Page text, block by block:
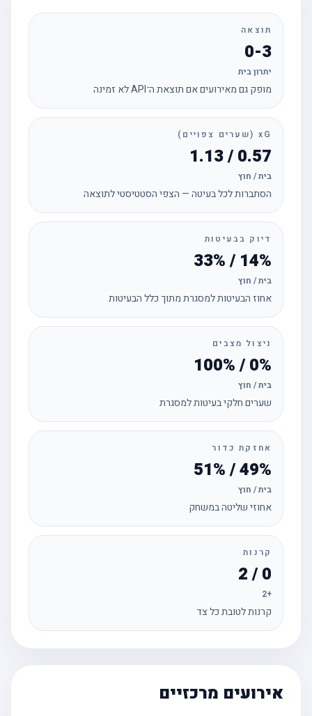
תוצאה
0-3
יתרון בית
מופק גם מאירועים אם תוצאת ה־API לא זמינה
xG (שערים צפויים)
0.57 / 1.13
בית / חוץ
הסתברות לכל בעיטה — הצפי הסטטיסטי לתוצאה
דיוק בבעיטות
14% / 33%
בית / חוץ
אחוז הבעיטות למסגרת מתוך כלל הבעיטות
ניצול מצבים
0% / 100%
בית / חוץ
שערים חלקי בעיטות למסגרת
אחזקת כדור
49% / 51%
בית / חוץ
אחוזי שליטה במשחק
קרנות
קרנות לטובת כל צד
אירועים מרכזיים